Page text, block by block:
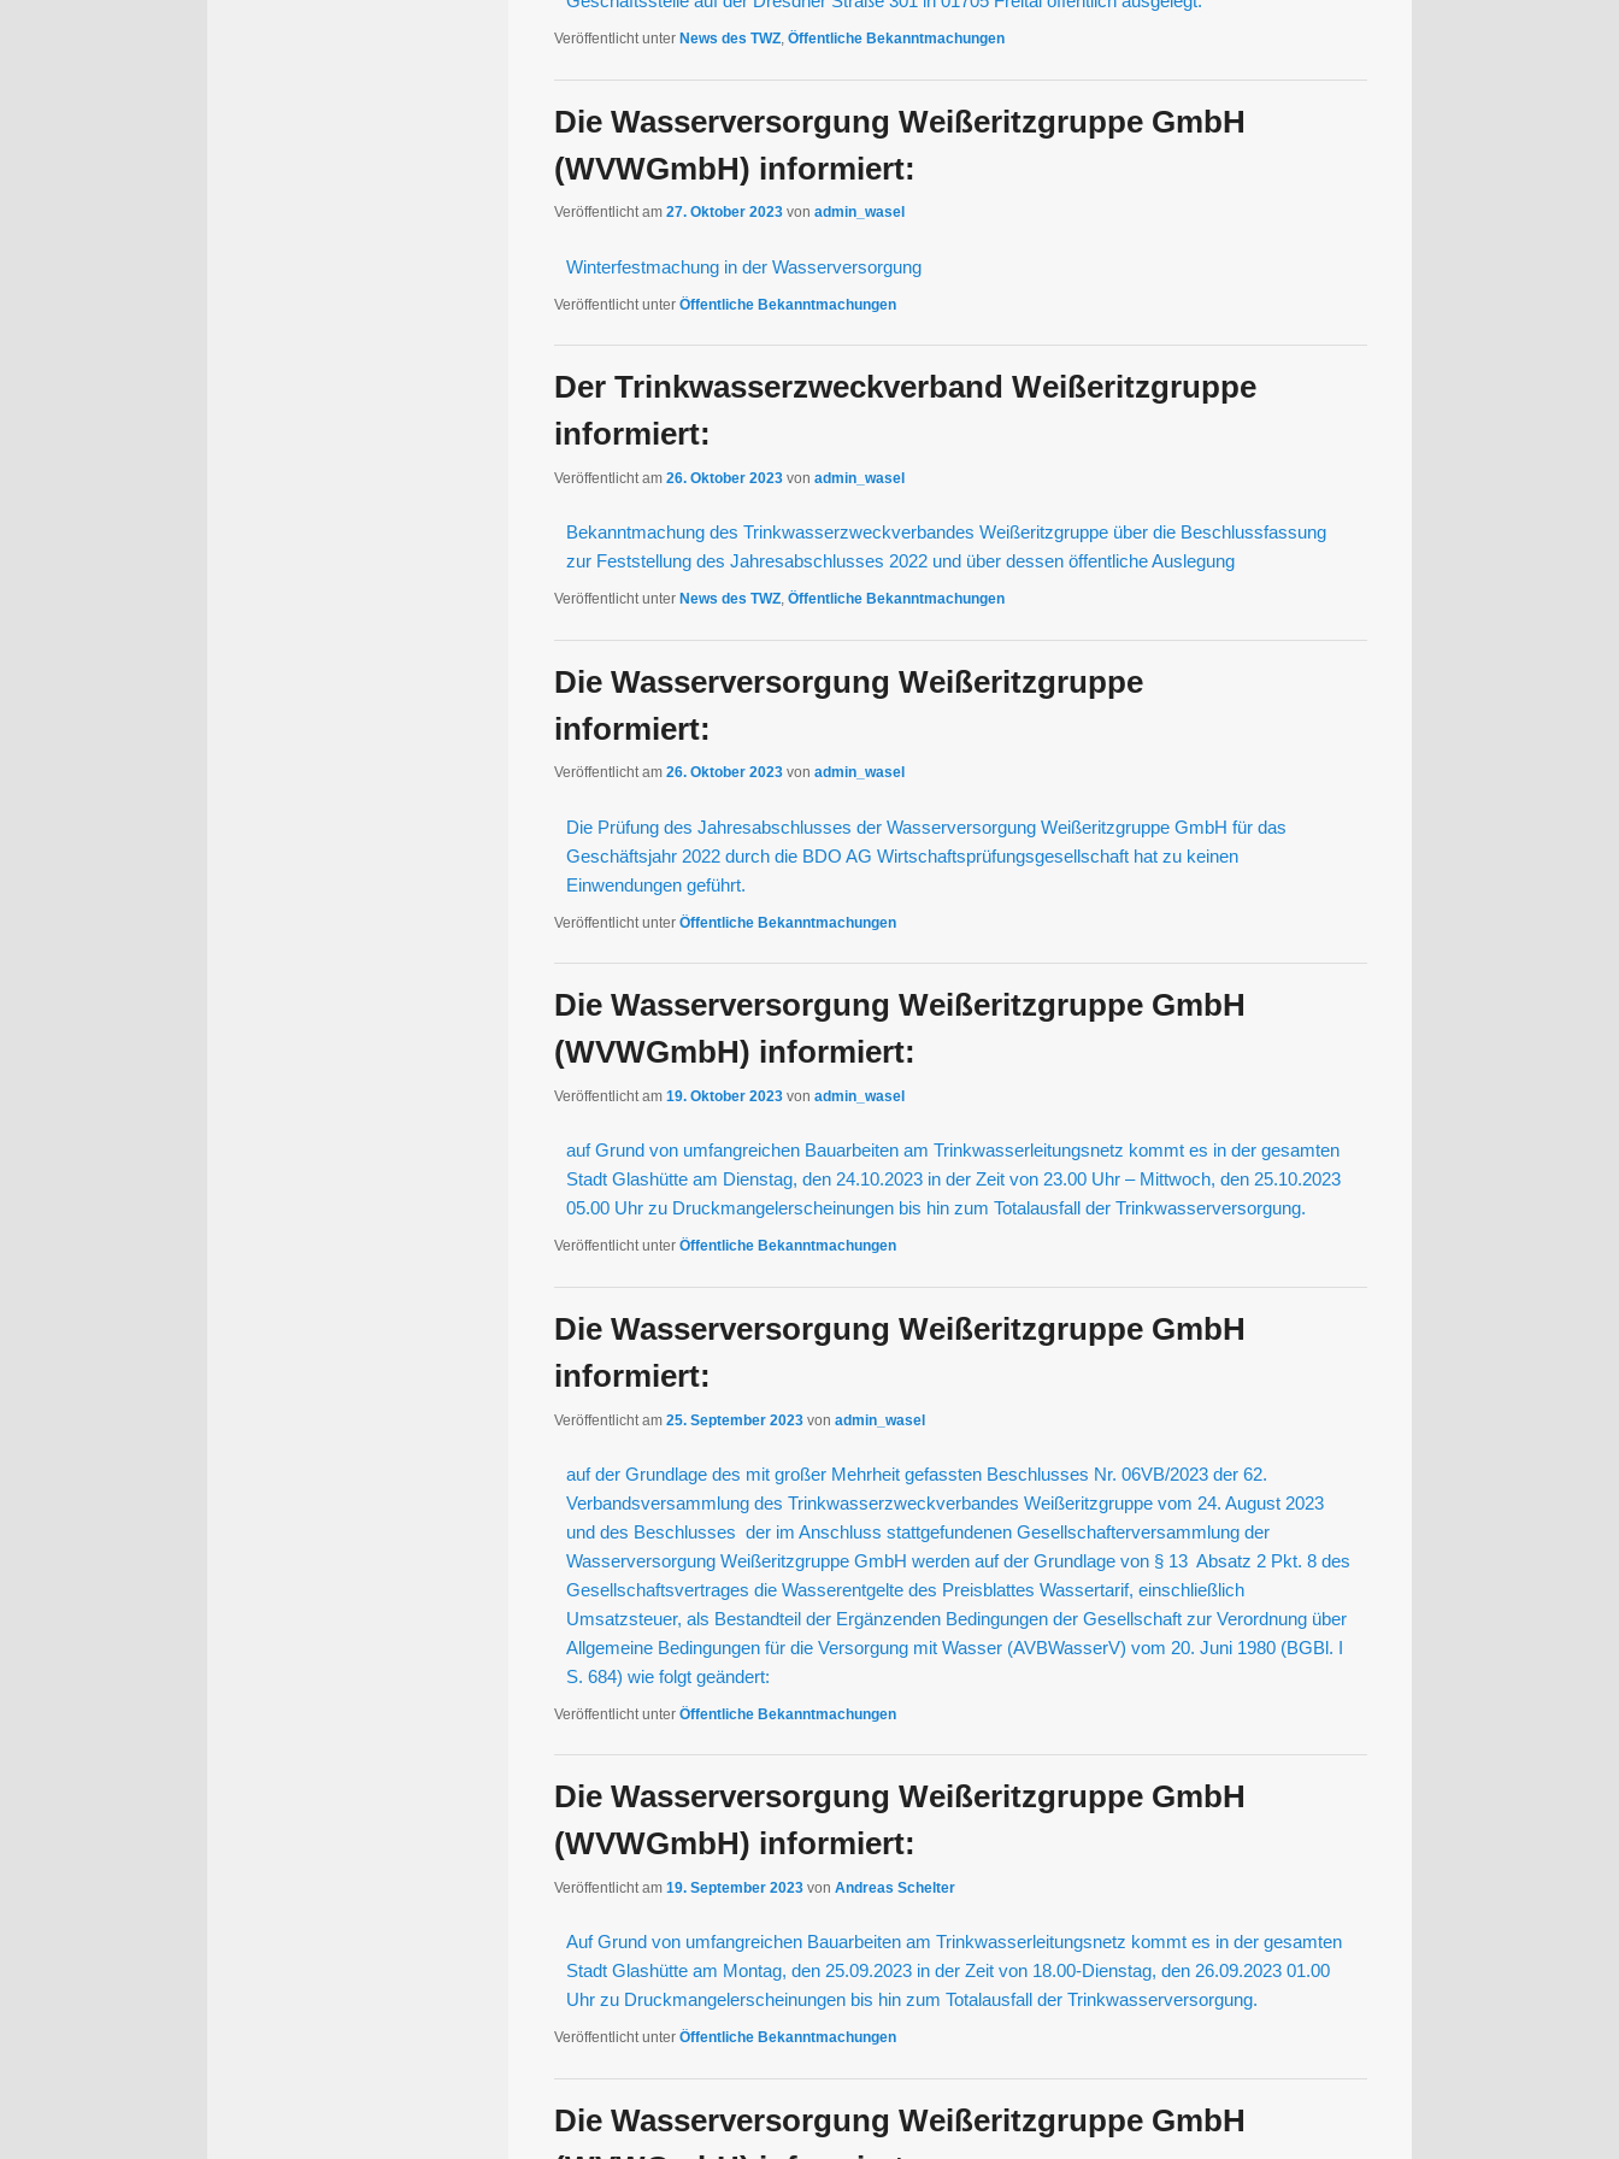
Veröffentlicht unter News des TWZ, Öffentliche Bekanntmachungen
Die Wasserversorgung Weißeritzgruppe GmbH
(WVWGmbH) informiert:
Veröffentlicht am 27. Oktober 2023 von admin_wasel
Winterfestmachung in der Wasserversorgung
Veröffentlicht unter Öffentliche Bekanntmachungen
Der Trinkwasserzweckverband Weißeritzgruppe
informiert:
Veröffentlicht am 26. Oktober 2023 von admin_wasel
Bekanntmachung des Trinkwasserzweckverbandes Weißeritzgruppe über die Beschlussfassung
zur Feststellung des Jahresabschlusses 2022 und über dessen öffentliche Auslegung
Veröffentlicht unter News des TWZ, Öffentliche Bekanntmachungen
Die Wasserversorgung Weißeritzgruppe
informiert:
Veröffentlicht am 26. Oktober 2023 von admin_wasel
Die Prüfung des Jahresabschlusses der Wasserversorgung Weißeritzgruppe GmbH für das
Geschäftsjahr 2022 durch die BDO AG Wirtschaftsprüfungsgesellschaft hat zu keinen
Einwendungen geführt.
Veröffentlicht unter Öffentliche Bekanntmachungen
Die Wasserversorgung Weißeritzgruppe GmbH
(WVWGmbH) informiert:
Veröffentlicht am 19. Oktober 2023 von admin_wasel
auf Grund von umfangreichen Bauarbeiten am Trinkwasserleitungsnetz kommt es in der gesamten
Stadt Glashütte am Dienstag, den 24.10.2023 in der Zeit von 23.00 Uhr – Mittwoch, den 25.10.2023
05.00 Uhr zu Druckmangelerscheinungen bis hin zum Totalausfall der Trinkwasserversorgung.
Veröffentlicht unter Öffentliche Bekanntmachungen
Die Wasserversorgung Weißeritzgruppe GmbH
informiert:
Veröffentlicht am 25. September 2023 von admin_wasel
auf der Grundlage des mit großer Mehrheit gefassten Beschlusses Nr. 06VB/2023 der 62.
Verbandsversammlung des Trinkwasserzweckverbandes Weißeritzgruppe vom 24. August 2023
und des Beschlusses der im Anschluss stattgefundenen Gesellschafterversammlung der
Wasserversorgung Weißeritzgruppe GmbH werden auf der Grundlage von § 13 Absatz 2 Pkt. 8 des
Gesellschaftsvertrages die Wasserentgelte des Preisblattes Wassertarif, einschließlich
Umsatzsteuer, als Bestandteil der Ergänzenden Bedingungen der Gesellschaft zur Verordnung über
Allgemeine Bedingungen für die Versorgung mit Wasser (AVBWasserV) vom 20. Juni 1980 (BGBl. I
S. 684) wie folgt geändert:
Veröffentlicht unter Öffentliche Bekanntmachungen
Die Wasserversorgung Weißeritzgruppe GmbH
(WVWGmbH) informiert:
Veröffentlicht am 19. September 2023 von Andreas Schelter
Auf Grund von umfangreichen Bauarbeiten am Trinkwasserleitungsnetz kommt es in der gesamten
Stadt Glashütte am Montag, den 25.09.2023 in der Zeit von 18.00-Dienstag, den 26.09.2023 01.00
Uhr zu Druckmangelerscheinungen bis hin zum Totalausfall der Trinkwasserversorgung.
Veröffentlicht unter Öffentliche Bekanntmachungen
Die Wasserversorgung Weißeritzgruppe GmbH